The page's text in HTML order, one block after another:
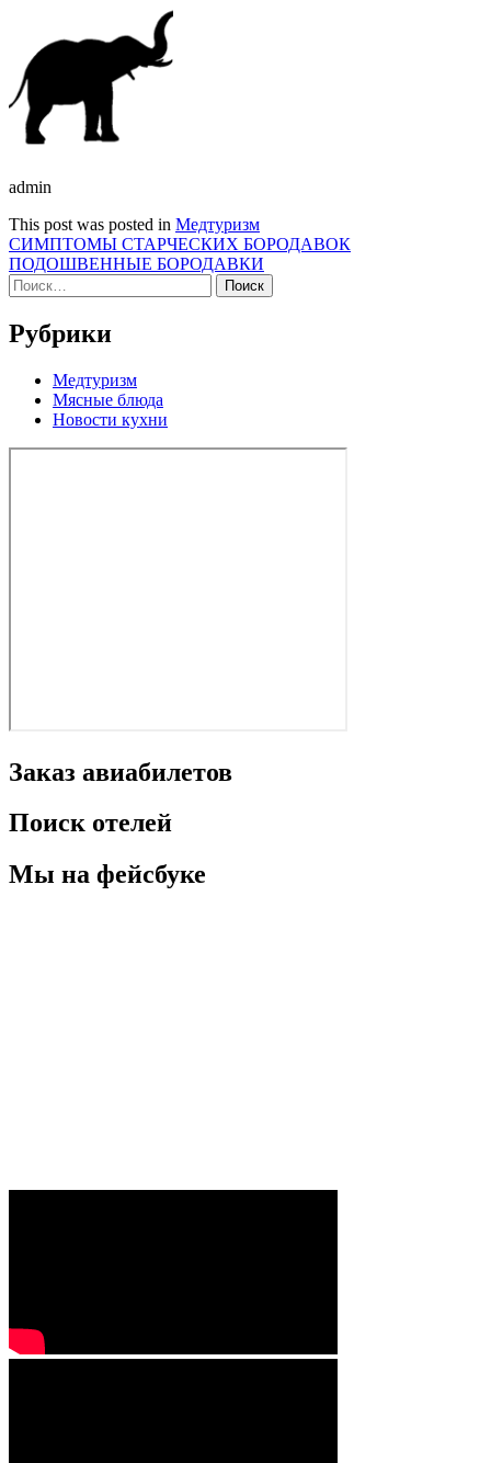
admin
This post was posted in Медтуризм
Навигация
по
записям
СИМПТОМЫ СТАРЧЕСКИХ БОРОДАВОК
ПОДОШВЕННЫЕ БОРОДАВКИ
Найти:
Рубрики
Медтуризм
Мясные блюда
Новости кухни
Заказ авиабилетов
Поиск отелей
Мы на фейсбуке